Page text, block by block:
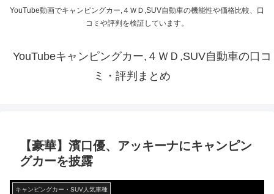
YouTube動画でキャンピングカー,４ＷＤ,SUV自動車の機能性や価格比較、口
コミや評判を検証しています。
YouTubeキャンピングカー,４ＷＤ,SUV自動車の口コ
ミ・評判まとめ
【豪華】濱口優、アッキーナにキャンピン
グカーを披露
キャンピングカー・SUV人気車種